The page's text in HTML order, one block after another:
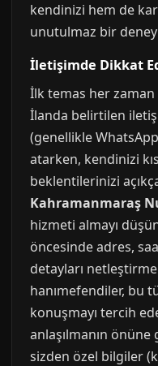
kendinizi hem de
unutulmaz bir
İletişimde Dikkat
İlk temas her zaman
İlanda belirtilen
(genellikle
atarken, kendinizi
beklentilerinizi
Kahramanmaraş
hizmeti almayı
öncesinde adres,
detayları
hanımefendiler, bu
konuşmayı tercih
anlaşılmanın önüne
sizden özel bilgiler